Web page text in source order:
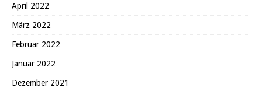
April 2022
März 2022
Februar 2022
Januar 2022
Dezember 2021